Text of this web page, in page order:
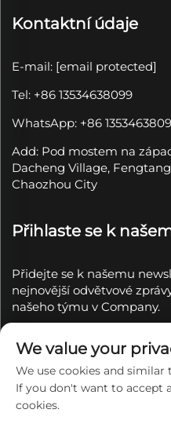
Kontaktní údaje
E-mail: [email protected]
Tel: +86 13534638099
WhatsApp: +86
Add: Pod mostem na
Dacheng Village,
Chaozhou City
Přihlaste se k
Přidejte se k našemu
nejnovější odvětvové
našeho týmu v Company.
Copyright © 2025
Ceramics Co., Ltd.
We value your
We use cookies and
If you don't want to accept
cookies.